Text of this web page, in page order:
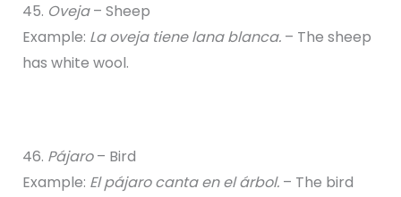
45. Oveja– Sheep
Example: La oveja tiene lana blanca.– The sheep
has white wool.
46. Pájaro– Bird
Example: El pájaro canta en el árbol.– The bird